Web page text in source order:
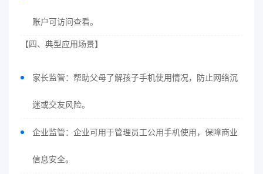
账户可访问查看。
【四、典型应用场景】
家长监管：帮助父母了解孩子手机使用情况，防止网络沉
迷或交友风险。
企业监管：企业可用于管理员工公用手机使用，保障商业
信息安全。